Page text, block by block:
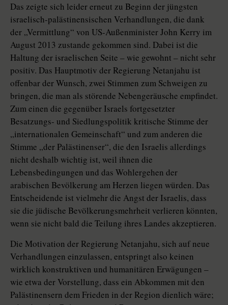
Das zeigte sich leider erneut zu Beginn der jüngsten
israelisch-palästinensischen Verhandlungen, die dank
der „Vermittlung“ von US-Außenminister John Kerry im
August 2013 zustande gekommen sind. Dabei ist die
Haltung der israelischen Seite – wie gewohnt – nicht sehr
positiv. Das Hauptmotiv der Regierung Netanjahu ist
offenbar der Wunsch, zwei Stimmen zum Schweigen zu
bringen, die man als störende Nebengeräusche empfindet.
Zum einen die gegenüber Israels fortgesetzter
Besatzungs- und Siedlungspolitik kritische Stimme der
„internationalen Gemeinschaft“ und zum anderen die
Stimme „der Palästinenser“, die den Israelis allerdings
nicht deshalb wichtig ist, weil ihnen die
Lebensbedingungen und das Wohlergehen der
arabischen Bevölkerung am Herzen liegen würden. Das
Entscheidende ist vielmehr die Angst der Israelis, dass
sie die jüdische Bevölkerungsmehrheit verlieren könnten,
wenn sie nicht bald die Teilung ihres Landes akzeptieren.
Die Motivation der Regierung Netanjahu, sich auf neue
Verhandlungen einzulassen, entspringt also keinen
wirklich konstruktiven und humanitären Erwägungen –
wie etwa der Vorstellung, dass ein Abkommen mit den
Palästinensern dem Frieden in der Region dienlich wäre;